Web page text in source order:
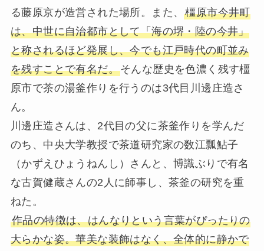
る藤原京が造営された場所。また、橿原市今井町
は、中世に自治都市として「海の堺・陸の今井」
と称されるほど発展し、今でも江戸時代の町並み
を残すことで有名だ。そんな歴史を色濃く残す橿
原市で茶の湯釜作りを行うのは3代目川邊庄造さ
ん。
川邊庄造さんは、2代目の父に茶釜作りを学んだ
のち、中央大学教授で茶道研究家の数江瓢鮎子
（かずえひょうねんし）さんと、博識ぶりで有名
な古賀健蔵さんの2人に師事し、茶釜の研究を重
ねた。
作品の特徴は、はんなりという言葉がぴったりの
大らかな姿。華美な装飾はなく、全体的に静かで